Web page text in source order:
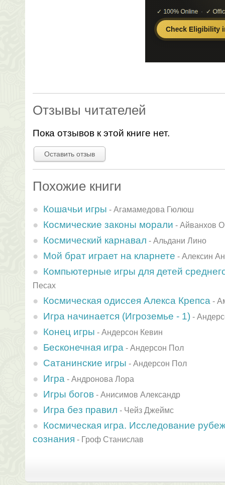
Отзывы читателей
Пока отзывов к этой книге нет.
Оставить отзыв
Похожие книги
Кошачьи игры - Агамамедова Гюлюш
Космические законы морали - Айванхов
Космический карнавал - Альдани Лино
Мой брат играет на кларнете - Алексин
Компьютерные игры для детей
Песах
Космическая одиссея Алекса Крепса -
Игра начинается (Игроземье - 1) -
Конец игры - Андерсон Кевин
Бесконечная игра - Андерсон Пол
Сатанинские игры - Андерсон Пол
Игра - Андронова Лора
Игры богов - Анисимов Александр
Игра без правил - Чейз Джеймс
Космическая игра. Исследование
сознания - Гроф Станислав